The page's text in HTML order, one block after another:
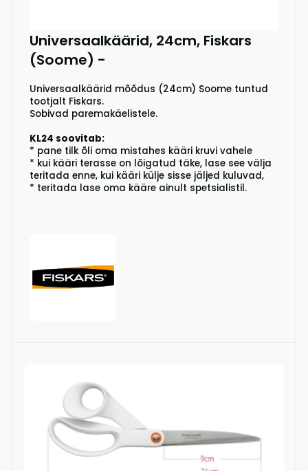
Universaalkäärid, 24cm, Fiskars
(Soome) -
Universaalkäärid mõõdus (24cm) Soome tuntud
tootjalt Fiskars.
Sobivad paremakäelistele.
KL24 soovitab:
* pane tilk õli oma mistahes kääri kruvi vahele
* kui kääri terasse on lõigatud täke, lase see välja
teritada enne, kui kääri külje sisse jäljed kuluvad,
* teritada lase oma kääre ainult spetsialistil.